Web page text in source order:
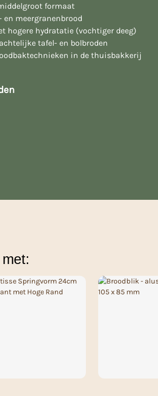
formaat
en meergranenbrood
hogere hydratatie (vochtiger deeg)
tafel- en bolbroden
in de thuisbakkerij